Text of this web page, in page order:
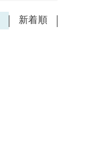
新着順